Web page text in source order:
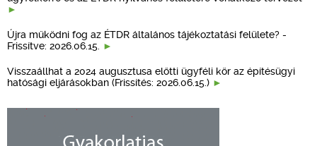
Újra működni fog az ÉTDR általános tájékoztatási felülete? -
Frissítve: 2026.06.15.
Visszaállhat a 2024 augusztusa előtti ügyféli kör az építésügyi
hatósági eljárásokban (Frissítés: 2026.06.15.)